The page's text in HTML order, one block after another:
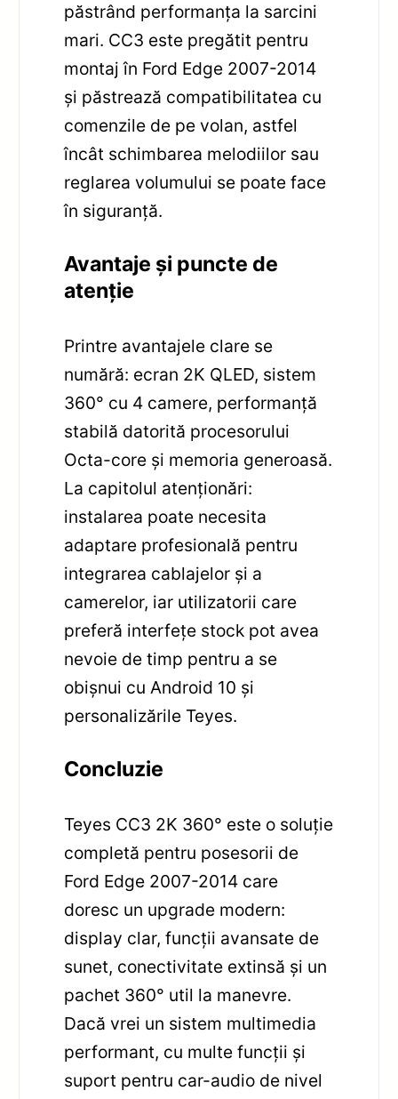
păstrând performanța la sarcini
mari. CC3 este pregătit pentru
montaj în Ford Edge 2007-2014
și păstrează compatibilitatea cu
comenzile de pe volan, astfel
încât schimbarea melodiilor sau
reglarea volumului se poate face
în siguranță.
Avantaje și puncte de
atenție
Printre avantajele clare se
numără: ecran 2K QLED, sistem
360° cu 4 camere, performanță
stabilă datorită procesorului
Octa-core și memoria generoasă.
La capitolul atenționări:
instalarea poate necesita
adaptare profesională pentru
integrarea cablajelor și a
camerelor, iar utilizatorii care
preferă interfețe stock pot avea
nevoie de timp pentru a se
obișnui cu Android 10 și
personalizările Teyes.
Concluzie
Teyes CC3 2K 360° este o soluție
completă pentru posesorii de
Ford Edge 2007-2014 care
doresc un upgrade modern:
display clar, funcții avansate de
sunet, conectivitate extinsă și un
pachet 360° util la manevre.
Dacă vrei un sistem multimedia
performant, cu multe funcții și
suport pentru car-audio de nivel